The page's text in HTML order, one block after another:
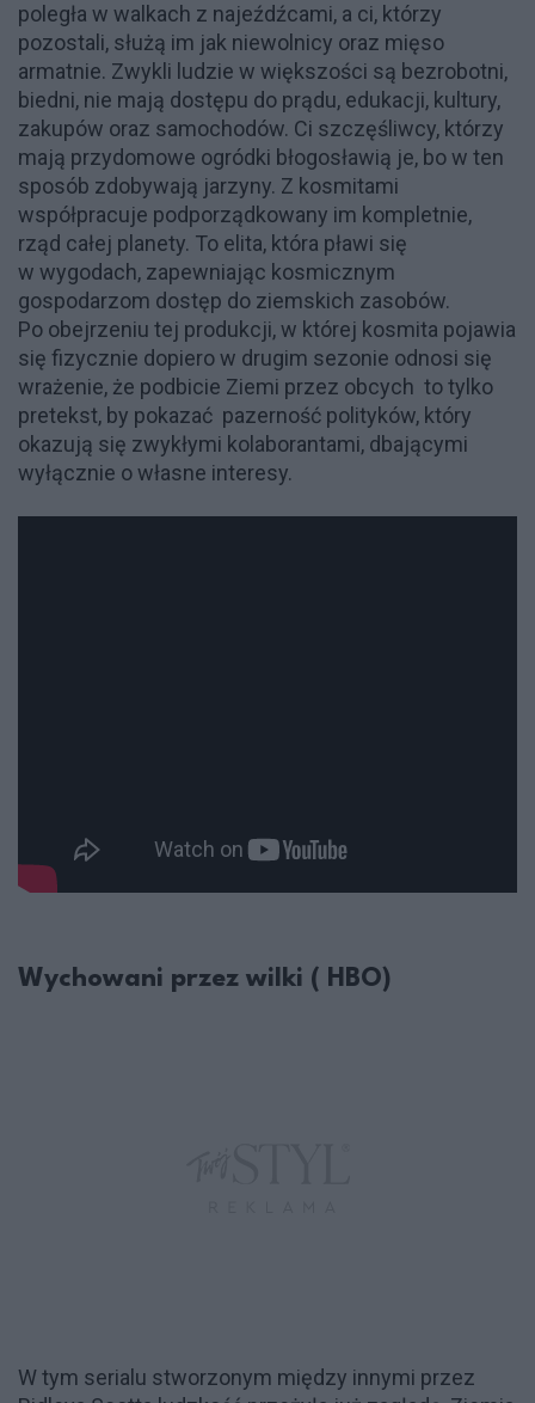
poległa w walkach z najeźdźcami, a ci, którzy
pozostali, służą im jak niewolnicy oraz mięso
armatnie. Zwykli ludzie w większości są bezrobotni,
biedni, nie mają dostępu do prądu, edukacji, kultury,
zakupów oraz samochodów. Ci szczęśliwcy, którzy
mają przydomowe ogródki błogosławią je, bo w ten
sposób zdobywają jarzyny. Z kosmitami
współpracuje podporządkowany im kompletnie,
rząd całej planety. To elita, która pławi się
w wygodach, zapewniając kosmicznym
gospodarzom dostęp do ziemskich zasobów.
Po obejrzeniu tej produkcji, w której kosmita pojawia
się fizycznie dopiero w drugim sezonie odnosi się
wrażenie, że podbicie Ziemi przez obcych to tylko
pretekst, by pokazać pazerność polityków, który
okazują się zwykłymi kolaborantami, dbającymi
wyłącznie o własne interesy.
Wychowani przez wilki ( HBO)
W tym serialu stworzonym między innymi przez